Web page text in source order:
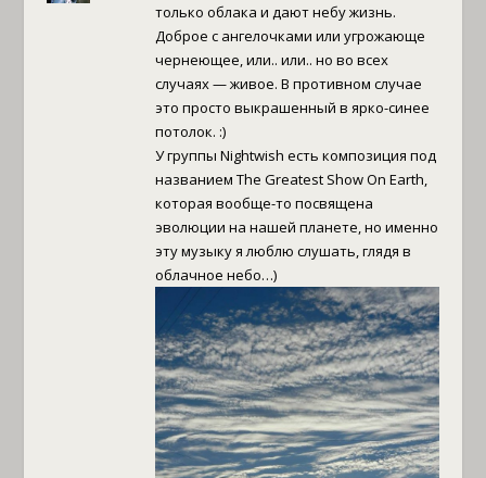
только облака и дают небу жизнь.
Доброе с ангелочками или угрожающе
чернеющее, или.. или.. но во всех
случаях — живое. В противном случае
это просто выкрашенный в ярко-синее
потолок. :)
У группы Nightwish есть композиция под
названием The Greatest Show On Earth,
которая вообще-то посвящена
эволюции на нашей планете, но именно
эту музыку я люблю слушать, глядя в
облачное небо…)